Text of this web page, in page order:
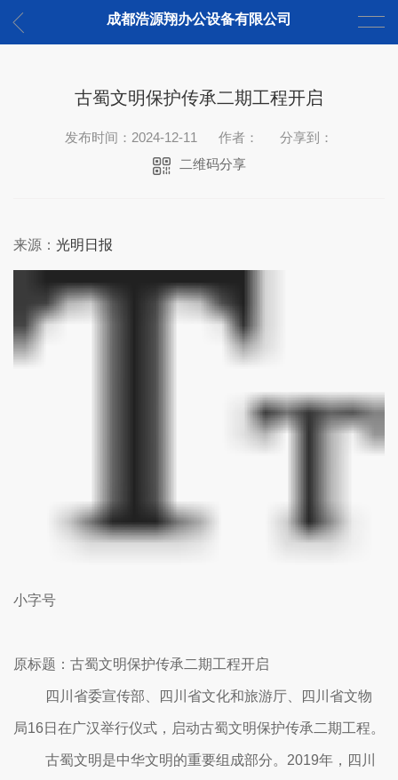
成都浩源翔办公设备有限公司
古蜀文明保护传承二期工程开启
发布时间：2024-12-11 作者：
分享到：
二维码分享
来源： 光明日报
小字号
原标题：古蜀文明保护传承二期工程开启
四川省委宣传部、四川省文化和旅游厅、四川省文物
局16日在广汉举行仪式，启动古蜀文明保护传承二期工程。
古蜀文明是中华文明的重要组成部分。2019年，四川